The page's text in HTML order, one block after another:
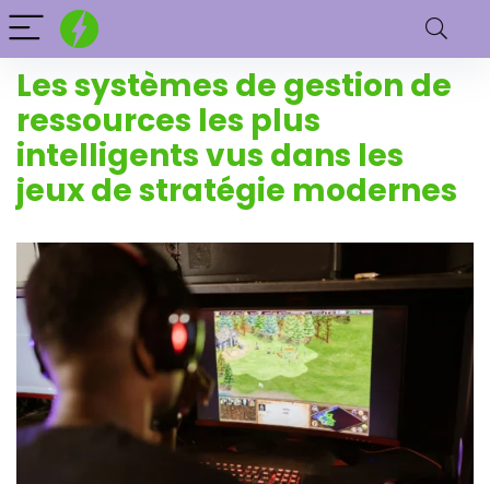
Les systèmes de gestion de
ressources les plus
intelligents vus dans les
jeux de stratégie modernes